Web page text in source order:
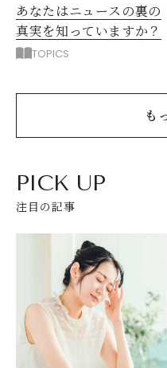
あなたはニュースの裏の
真実を知っていますか？
TOPICS
も
PICK UP
注目の記事